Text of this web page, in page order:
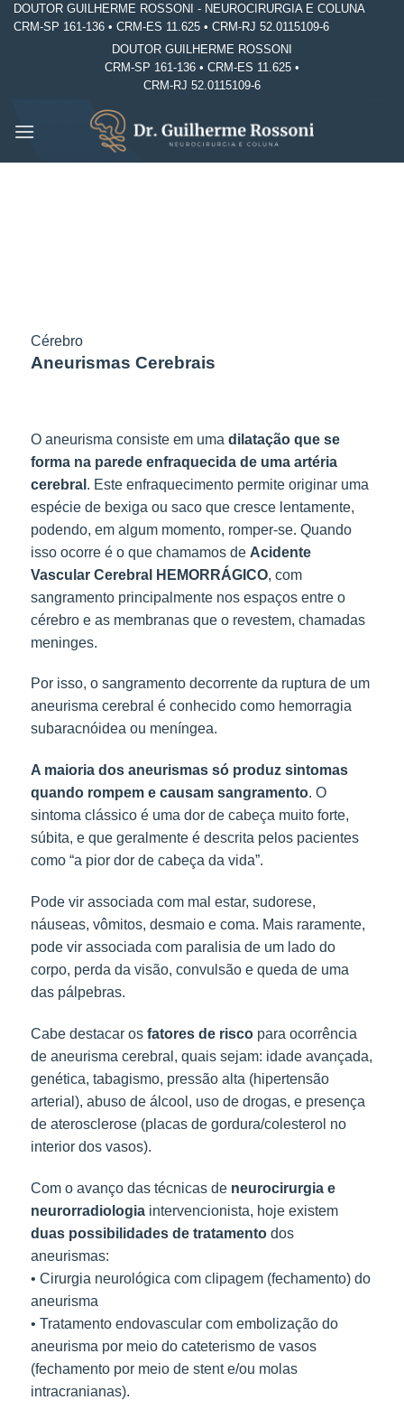
SkipDOUTOR GUILHERME ROSSONI - NEUROCIRURGIA E COLUNA
CRM-SP 161-136 • CRM-ES 11.625 • CRM-RJ 52.0115109-6
DOUTOR GUILHERME ROSSONI
CRM-SP 161-136 • CRM-ES 11.625 •
CRM-RJ 52.0115109-6
Cérebro
Aneurismas Cerebrais
O aneurisma consiste em uma dilatação que se
forma na parede enfraquecida de uma artéria
cerebral . Este enfraquecimento permite originar uma
espécie de bexiga ou saco que cresce lentamente,
podendo, em algum momento, romper-se. Quando
isso ocorre é o que chamamos de Acidente
Vascular Cerebral HEMORRÁGICO, com
sangramento principalmente nos espaços entre o
cérebro e as membranas que o revestem, chamadas
meninges.
Por isso, o sangramento decorrente da ruptura de um
aneurisma cerebral é conhecido como hemorragia
subaracnóidea ou meníngea.
A maioria dos aneurismas só produz sintomas
quando rompem e causam sangramento. O
sintoma clássico é uma dor de cabeça muito forte,
súbita, e que geralmente é descrita pelos pacientes
como “a pior dor de cabeça da vida”.
Pode vir associada com mal estar, sudorese,
náuseas, vômitos, desmaio e coma. Mais raramente,
pode vir associada com paralisia de um lado do
corpo, perda da visão, convulsão e queda de uma
das pálpebras.
Cabe destacar os fatores de riscopara ocorrência
de aneurisma cerebral, quais sejam: idade avançada,
genética, tabagismo, pressão alta (hipertensão
arterial), abuso de álcool, uso de drogas, e presença
de aterosclerose (placas de gordura/colesterol no
interior dos vasos).
Com o avanço das técnicas de neurocirurgia e
neurorradiologia intervencionista, hoje existem
duas possibilidades de tratamentodos
aneurismas:
• Cirurgia neurológica com clipagem (fechamento) do
aneurisma
• Tratamento endovascular com embolização do
aneurisma por meio do cateterismo de vasos
(fechamento por meio de stent e/ou molas
intracranianas).